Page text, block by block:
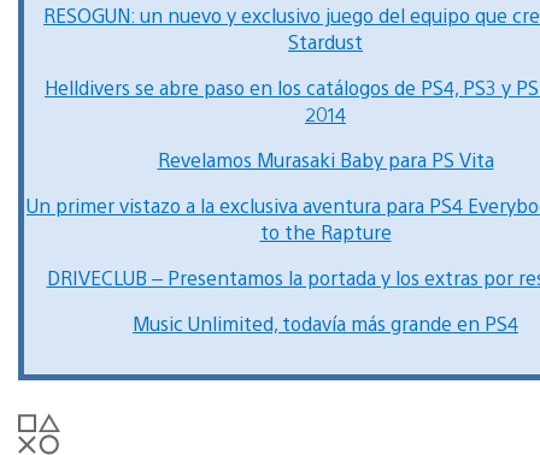
RESOGUN: un nuevo y exclusivo juego del equipo que
Stardust
Helldivers se abre paso en los catálogos de PS4, PS3 y
2014
Revelamos Murasaki Baby para PS Vita
Un primer vistazo a la exclusiva aventura para PS4
to the Rapture
DRIVECLUB – Presentamos la portada y los extras por
Music Unlimited, todavía más grande en PS4